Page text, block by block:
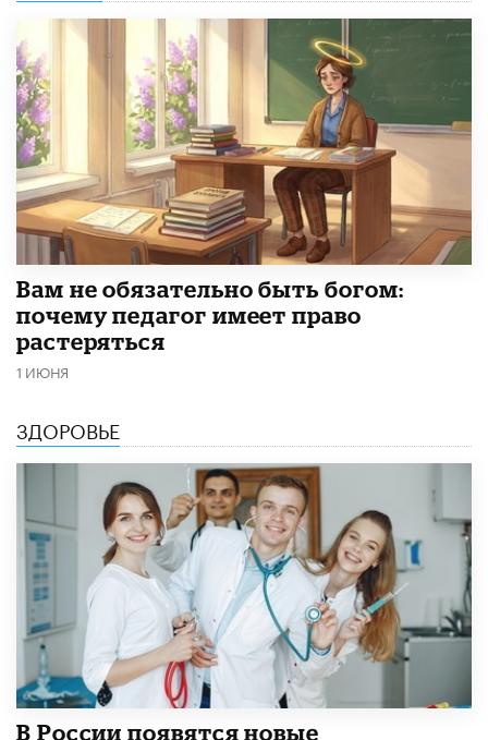
​Вам не обязательно быть богом:
почему педагог имеет право
растеряться
1 ИЮНЯ
ЗДОРОВЬЕ
В России появятся новые